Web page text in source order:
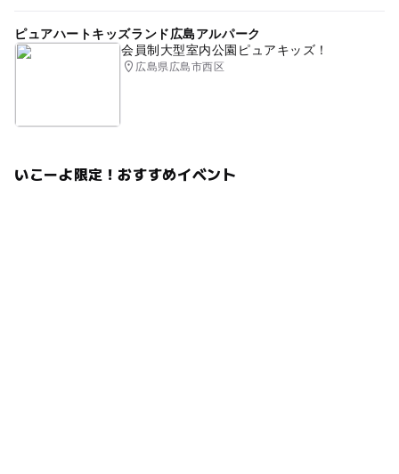
ピュアハートキッズランド広島アルパーク
会員制大型室内公園ピュアキッズ！
広島県広島市西区
いこーよ限定！おすすめイベント